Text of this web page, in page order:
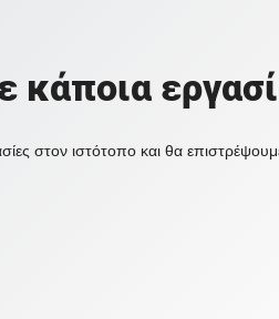
στον ιστότοπο και θα